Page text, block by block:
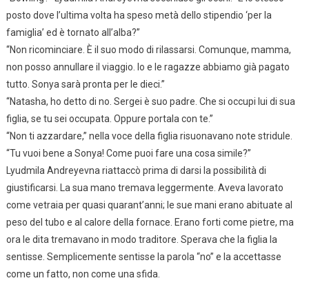
posto dove l’ultima volta ha speso metà dello stipendio ‘per la
famiglia’ ed è tornato all’alba?”
“Non ricominciare. È il suo modo di rilassarsi. Comunque, mamma,
non posso annullare il viaggio. Io e le ragazze abbiamo già pagato
tutto. Sonya sarà pronta per le dieci.”
“Natasha, ho detto di no. Sergei è suo padre. Che si occupi lui di sua
figlia, se tu sei occupata. Oppure portala con te.”
“Non ti azzardare,” nella voce della figlia risuonavano note stridule.
“Tu vuoi bene a Sonya! Come puoi fare una cosa simile?”
Lyudmila Andreyevna riattaccò prima di darsi la possibilità di
giustificarsi. La sua mano tremava leggermente. Aveva lavorato
come vetraia per quasi quarant’anni; le sue mani erano abituate al
peso del tubo e al calore della fornace. Erano forti come pietre, ma
ora le dita tremavano in modo traditore. Sperava che la figlia la
sentisse. Semplicemente sentisse la parola “no” e la accettasse
come un fatto, non come una sfida.